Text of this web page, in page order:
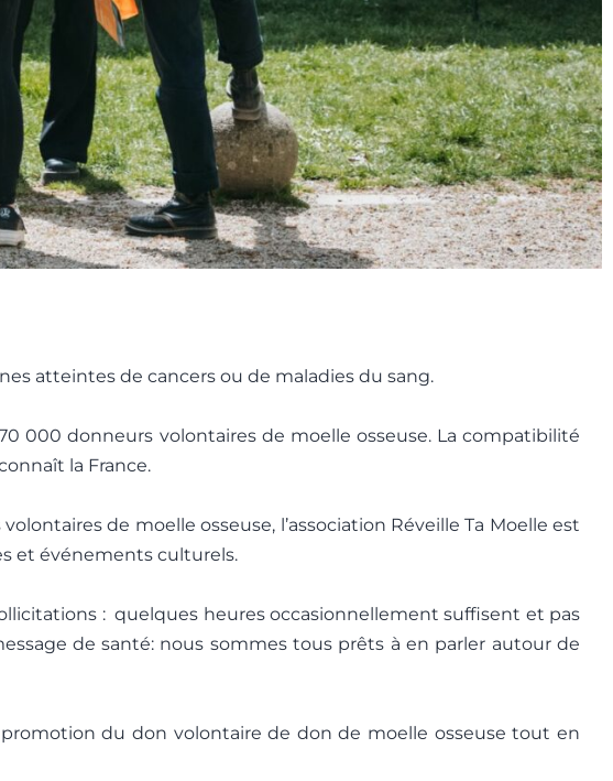
atteintes de cancers ou de maladies du sang.
000 donneurs volontaires de moelle osseuse. La compatibilité
la France.
de moelle osseuse, l’association Réveille Ta Moelle est
et événements culturels.
: quelques heures occasionnellement suffisent et pas
de santé: nous sommes tous prêts à en parler autour de
promotion du don volontaire de don de moelle osseuse tout en